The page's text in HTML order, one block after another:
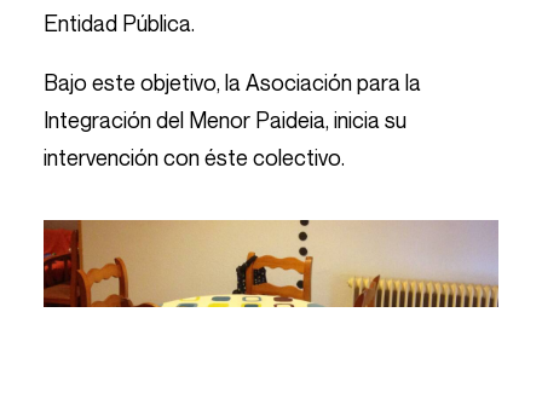
Entidad Pública.
Bajo este objetivo, la Asociación para la
Integración del Menor Paideia, inicia su
intervención con éste colectivo.